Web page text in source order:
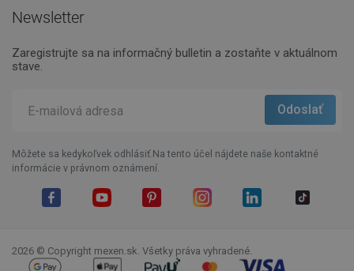
Newsletter
Zaregistrujte sa na informačný bulletin a zostaňte v aktuálnom
stave.
Môžete sa kedykoľvek odhlásiť.Na tento účel nájdete naše kontaktné
informácie v právnom oznámení.
2026 © Copyright mexen.sk. Všetky práva vyhradené.